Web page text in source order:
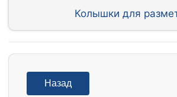
Колышки для
Назад